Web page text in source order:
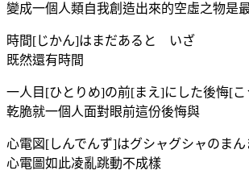
變成一個人類自我創造出來的空虛之物是
時間[じかん]はまだあると いざ
既然還有時間
一人目[ひとりめ]の前[まえ]にした後悔[こ
乾脆就一個人面對眼前這份後悔與
心電図[しんでんず]はグシャグシャのまん
心電圖如此凌亂跳動不成樣